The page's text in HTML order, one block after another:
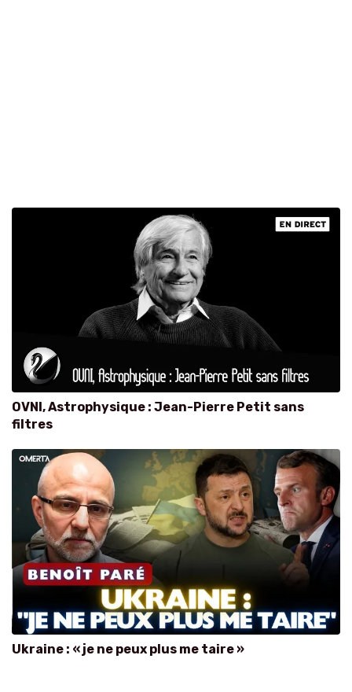
OVNI, Astrophysique : Jean-Pierre Petit sans
filtres
Ukraine : « je ne peux plus me taire »